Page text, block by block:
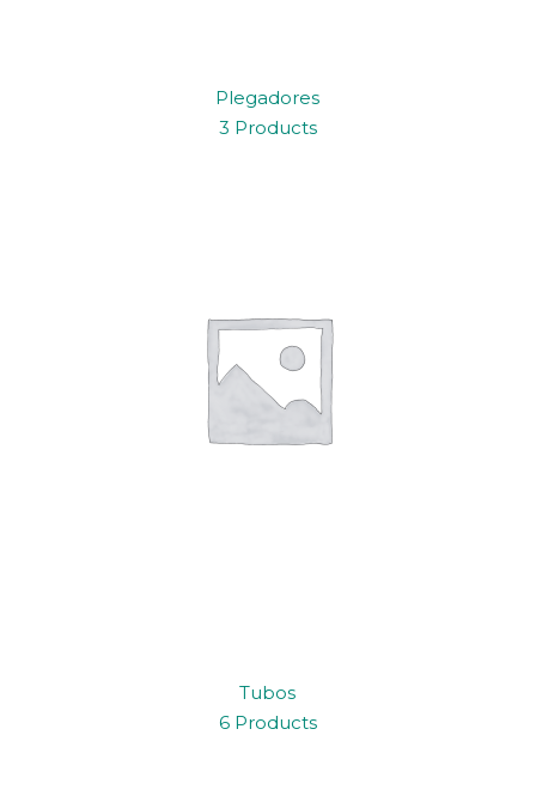
Plegadores
3 Products
Tubos
6 Products